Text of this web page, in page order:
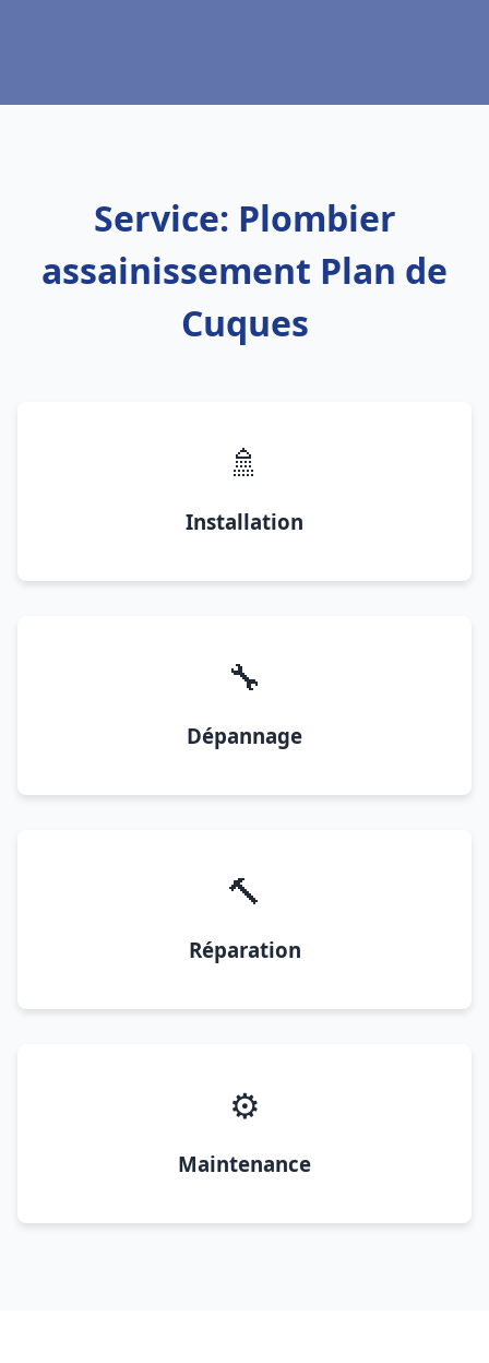
Service: Plombier
assainissement Plan de
Cuques
🚿
Installation
🔧
Dépannage
🔨
Réparation
⚙️
Maintenance